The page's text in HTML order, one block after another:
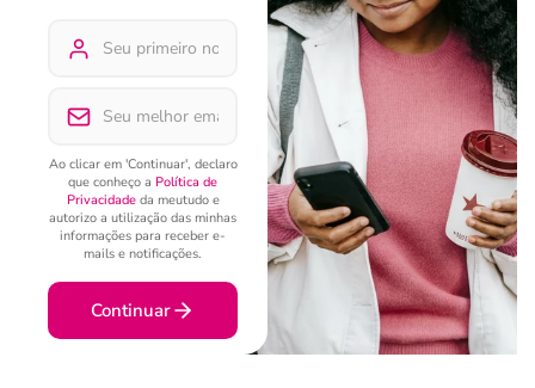
Ao clicar em 'Continuar', declaro
que conheço a Política de
Privacidadeda meutudo e
autorizo a utilização das minhas
informações para receber e-
mails e notificações.
Continuar